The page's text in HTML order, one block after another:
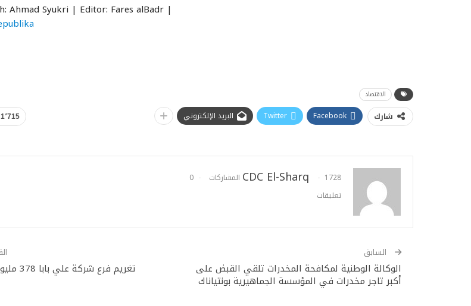
Ahmad Syukri | Editor: Fares alBadr |
الاقتصاد
1٬715 شارك Facebook
Twitter البريد الإلكتروني
CDC El-Sharq 1728 المشاركات
0
تعليقات
السابق
الوكالة الوطنية لمكافحة المخدرات تلقي القبض على
أكبر تاجر مخدرات في المؤسسة الجماهيرية بونتياناك
تغريم فرع شركة علي بابا 378 مليون روبية